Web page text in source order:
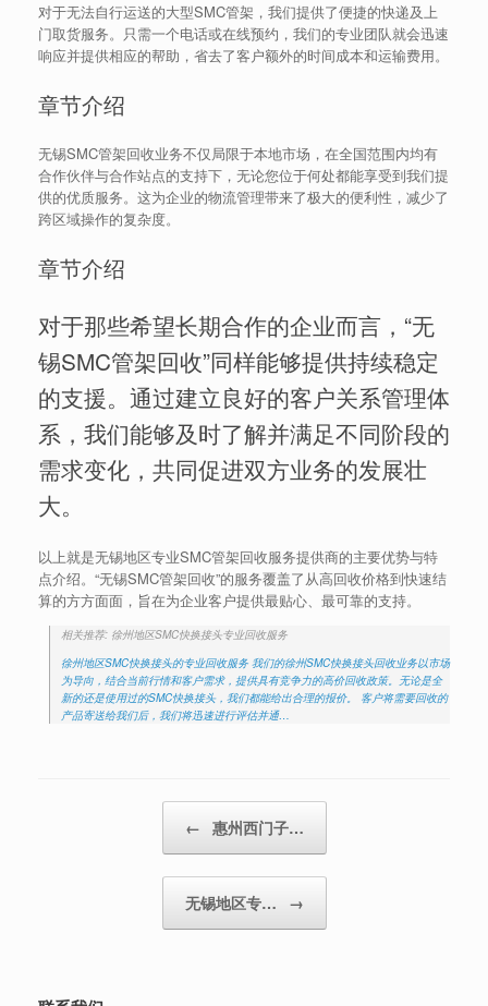
对于无法自行运送的大型SMC管架，我们提供了便捷的快递及上
门取货服务。只需一个电话或在线预约，我们的专业团队就会迅速
响应并提供相应的帮助，省去了客户额外的时间成本和运输费用。
章节介绍
无锡SMC管架回收业务不仅局限于本地市场，在全国范围内均有
合作伙伴与合作站点的支持下，无论您位于何处都能享受到我们提
供的优质服务。这为企业的物流管理带来了极大的便利性，减少了
跨区域操作的复杂度。
章节介绍
对于那些希望长期合作的企业而言，“无
锡SMC管架回收”同样能够提供持续稳定
的支援。通过建立良好的客户关系管理体
系，我们能够及时了解并满足不同阶段的
需求变化，共同促进双方业务的发展壮
大。
以上就是无锡地区专业SMC管架回收服务提供商的主要优势与特
点介绍。“无锡SMC管架回收”的服务覆盖了从高回收价格到快速结
算的方方面面，旨在为企业客户提供最贴心、最可靠的支持。
相关推荐: 徐州地区SMC快换接头专业回收服务
徐州地区SMC快换接头的专业回收服务 我们的徐州SMC快换接头回收业务以市场
为导向，结合当前行情和客户需求，提供具有竞争力的高价回收政策。无论是全
新的还是使用过的SMC快换接头，我们都能给出合理的报价。 客户将需要回收的
产品寄送给我们后，我们将迅速进行评估并通…
← 惠州西门子…
无锡地区专… →